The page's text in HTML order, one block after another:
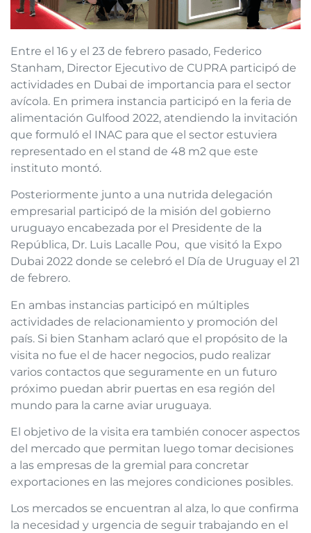
Entre el 16 y el 23 de febrero pasado, Federico
Stanham, Director Ejecutivo de CUPRA participó de
actividades en Dubai de importancia para el sector
avícola. En primera instancia participó en la feria de
alimentación Gulfood 2022, atendiendo la invitación
que formuló el INAC para que el sector estuviera
representado en el stand de 48 m2 que este
instituto montó.
Posteriormente junto a una nutrida delegación
empresarial participó de la misión del gobierno
uruguayo encabezada por el Presidente de la
República, Dr. Luis Lacalle Pou, que visitó la Expo
Dubai 2022 donde se celebró el Día de Uruguay el 21
de febrero.
En ambas instancias participó en múltiples
actividades de relacionamiento y promoción del
país. Si bien Stanham aclaró que el propósito de la
visita no fue el de hacer negocios, pudo realizar
varios contactos que seguramente en un futuro
próximo puedan abrir puertas en esa región del
mundo para la carne aviar uruguaya.
El objetivo de la visita era también conocer aspectos
del mercado que permitan luego tomar decisiones
a las empresas de la gremial para concretar
exportaciones en las mejores condiciones posibles.
Los mercados se encuentran al alza, lo que confirma
la necesidad y urgencia de seguir trabajando en el